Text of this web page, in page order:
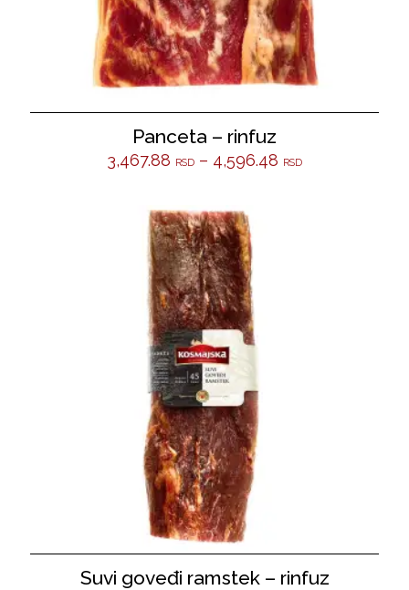
Panceta – rinfuz
3,467.88 RSD – 4,596.48 RSD
Suvi goveđi ramstek – rinfuz